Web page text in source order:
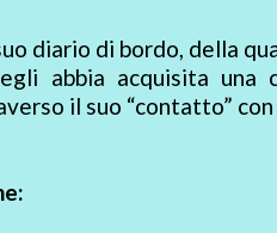
diario di bordo, della
abbia acquisita una
il suo “contatto”